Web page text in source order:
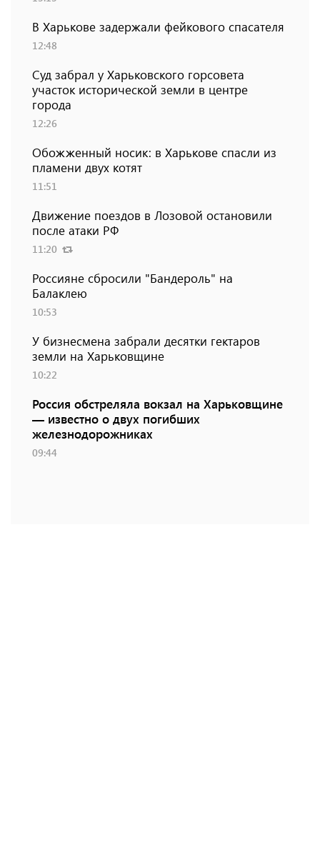
В Харькове задержали фейкового спасателя
12:48
Суд забрал у Харьковского горсовета
участок исторической земли в центре
города
12:26
Обожженный носик: в Харькове спасли из
пламени двух котят
11:51
Движение поездов в Лозовой остановили
после атаки РФ
11:20
Россияне сбросили "Бандероль" на
Балаклею
10:53
У бизнесмена забрали десятки гектаров
земли на Харьковщине
10:22
Россия обстреляла вокзал на Харьковщине
— известно о двух погибших
железнодорожниках
09:44